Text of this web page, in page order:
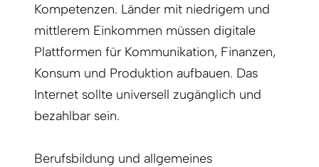
Kompetenzen. Länder mit niedrigem und
mittlerem Einkommen müssen digitale
Plattformen für Kommunikation, Finanzen,
Konsum und Produktion aufbauen. Das
Internet sollte universell zugänglich und
bezahlbar sein.
Berufsbildung und allgemeines